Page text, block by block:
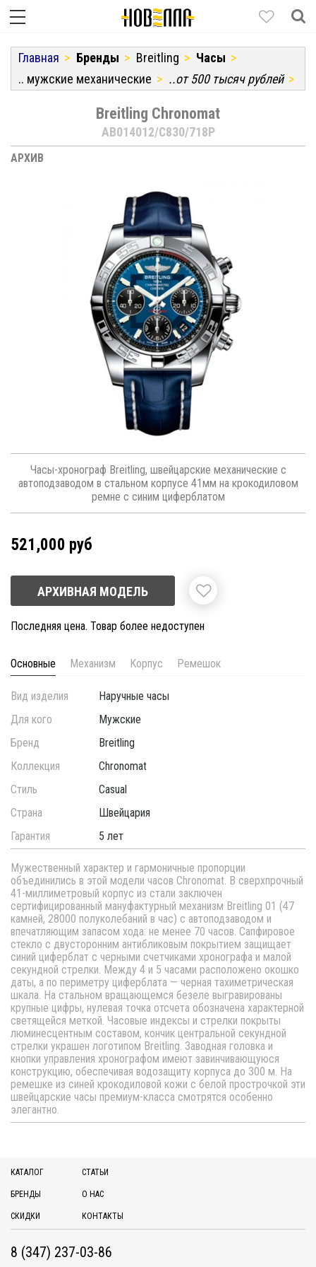
Главная Бренды Breitling
Часы
.. мужские механические
..от 500 тысяч рублей
Breitling Chronomat
AB014012/C830/718P
АРХИВ
Часы-хронограф Breitling, швейцарские механические с
автоподзаводом в стальном корпусе 41мм на крокодиловом
ремне с синим циферблатом
521,000 руб
АРХИВНАЯ МОДЕЛЬ
Последняя цена. Товар более недоступен
Основные Механизм Корпус Ремешок
Вид изделия
Наручные часы
Для кого
Мужские
Бренд
Breitling
Коллекция
Chronomat
Стиль
Casual
Страна
Швейцария
Гарантия
5 лет
Мужественный характер и гармоничные пропорции
объединились в этой модели часов Chronomat. В сверхпрочный
41-миллиметровый корпус из стали заключен
сертифицированный мануфактурный механизм Breitling 01 (47
камней, 28000 полуколебаний в час) с автоподзаводом и
впечатляющим запасом хода: не менее 70 часов. Сапфировое
стекло с двусторонним антибликовым покрытием защищает
синий циферблат с черными счетчиками хронографа и малой
секундной стрелки. Между 4 и 5 часами расположено окошко
даты, а по периметру циферблата — черная тахиметрическая
шкала. На стальном вращающемся безеле выгравированы
крупные цифры, нулевая точка отсчета обозначена характерной
светящейся меткой. Часовые индексы и стрелки покрыты
люминесцентным составом, кончик центральной секундной
стрелки украшен логотипом Breitling. Заводная головка и
кнопки управления хронографом имеют завинчивающуюся
конструкцию, обеспечивая водозащиту корпуса до 300 м. На
ремешке из синей крокодиловой кожи с белой прострочкой эти
швейцарские часы премиум-класса смотрятся особенно
элегантно.
КАТАЛОГ
БРЕНДЫ
СКИДКИ
СТАТЬИ
О НАС
КОНТАКТЫ
8 (347) 237-03-86